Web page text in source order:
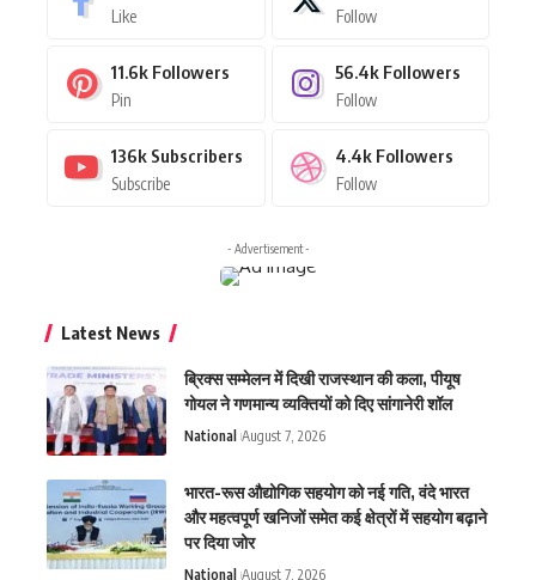
Like Follow
11.6k Followers
Pin
56.4k Followers
Follow
136k Subscribers
Subscribe
4.4k Followers
Follow
- Advertisement -
Latest News
ब्रिक्स सम्मेलन में दिखी राजस्थान की कला, पीयूष
गोयल ने गणमान्य व्यक्तियों को दिए सांगानेरी शॉल
National August 7, 2026
भारत-रूस औद्योगिक सहयोग को नई गति, वंदे भारत
और महत्वपूर्ण खनिजों समेत कई क्षेत्रों में सहयोग बढ़ाने
पर दिया जोर
National August 7, 2026